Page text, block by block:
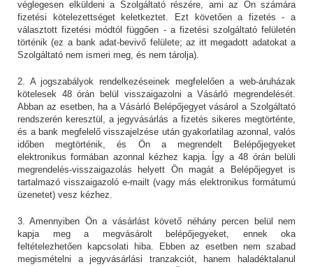
véglegesen elküldeni a Szolgáltató részére, ami az Ön számára
fizetési kötelezettséget keletkeztet. Ezt követően a fizetés - a
választott fizetési módtól függően - a fizetési szolgáltató felületén
történik (ez a bank adat-bevivő felülete; az itt megadott adatokat a
Szolgáltató nem ismeri meg, és nem tárolja).
2. A jogszabályok rendelkezéseinek megfelelően a web-áruházak
kötelesek 48 órán belül visszaigazolni a Vásárló megrendelését.
Abban az esetben, ha a Vásárló Belépőjegyet vásárol a Szolgáltató
rendszerén keresztül, a jegyvásárlás a fizetés sikeres megtörténte,
és a bank megfelelő visszajelzése után gyakorlatilag azonnal, valós
időben megtörténik, és Ön a megrendelt Belépőjegyeket
elektronikus formában azonnal kézhez kapja. Így a 48 órán belüli
megrendelés-visszaigazolás helyett Ön magát a Belépőjegyet is
tartalmazó visszaigazoló e-mailt (vagy más elektronikus formátumú
üzenetet) vesz kézhez.
3. Amennyiben Ön a vásárlást követő néhány percen belül nem
kapja meg a megvásárolt belépőjegyeket, ennek oka
feltételezhetően kapcsolati hiba. Ebben az esetben nem szabad
megismételni a jegyvásárlási tranzakciót, hanem haladéktalanul